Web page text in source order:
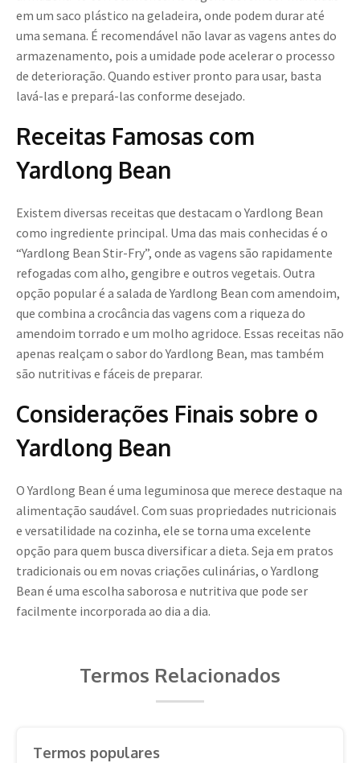
em um saco plástico na geladeira, onde podem durar até
uma semana. É recomendável não lavar as vagens antes do
armazenamento, pois a umidade pode acelerar o processo
de deterioração. Quando estiver pronto para usar, basta
lavá-las e prepará-las conforme desejado.
Receitas Famosas com
Yardlong Bean
Existem diversas receitas que destacam o Yardlong Bean
como ingrediente principal. Uma das mais conhecidas é o
“Yardlong Bean Stir-Fry”, onde as vagens são rapidamente
refogadas com alho, gengibre e outros vegetais. Outra
opção popular é a salada de Yardlong Bean com amendoim,
que combina a crocância das vagens com a riqueza do
amendoim torrado e um molho agridoce. Essas receitas não
apenas realçam o sabor do Yardlong Bean, mas também
são nutritivas e fáceis de preparar.
Considerações Finais sobre o
Yardlong Bean
O Yardlong Bean é uma leguminosa que merece destaque na
alimentação saudável. Com suas propriedades nutricionais
e versatilidade na cozinha, ele se torna uma excelente
opção para quem busca diversificar a dieta. Seja em pratos
tradicionais ou em novas criações culinárias, o Yardlong
Bean é uma escolha saborosa e nutritiva que pode ser
facilmente incorporada ao dia a dia.
Termos Relacionados
Termos populares